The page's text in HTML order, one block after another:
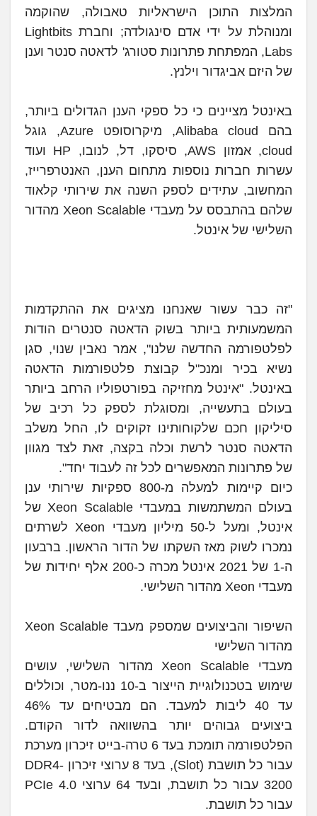
המלצות התוכן הישראליות טאבולה, שהוקמה
ומנוהלת על ידי אדם סינגולדה; וחברת Lightbits
Labs, המפתחת פתרונות סטורג' לדאטה סנטר וענן
של היזם אביגדור וילנץ.
באינטל מציינים כי כל ספקי הענן הגדולים ביותר,
בהם Alibaba cloud, מיקרוסופט Azure, גוגל
cloud, אמזון AWS, סיסקו, דל, לנובו, HP ועוד
עשרות חברות נוספות מתחום הענן, האנטרפרייז,
המחשוב, עתידים לספק השנה את שירותי קלאוד
שלהם בהתבסס על מעבדי Xeon Scalable מהדור
השלישי של אינטל.
"זה כבר עשור שאנחנו מציגים את ההתקדמות
המשמעותית ביותר בשוק הדאטה סנטרים הודות
לפלטפורמה החדשה שלנו", אמר נאבין שנוי, סגן
נשיא בכיר ומנכ"ל קבוצת פלטפורמות הדאטה
באינטל. "אינטל מחזיקה בפורטפוליו הרחב ביותר
בעולם בתעשייה, ומסוגלת לספק כל רכיב של
סיליקון חכם שלקוחותינו זקוקים לו, החל משלב
הדאטה סנטר לרשת וכלה בקצה, זאת לצד מגוון
של פתרונות המאפשרים לכל זה לעבוד יחד".
כיום קיימות למעלה מ-800 ספקיות שירותי ענן
בעולם המשתמשות במעבדי Xeon Scalable של
אינטל, ומעל ל-50 מיליון מעבדי Xeon לשרתים
נמכרו לשוק מאז השקתו של הדור הראשון. ברבעון
ה-1 של 2021 אינטל מכרה כ-200 אלף יחידות של
מעבדי Xeon מהדור השלישי.
השיפור והביצועים שמספק מעבד Xeon Scalable
מהדור השלישי
מעבדי Xeon Scalable מהדור השלישי, עושים
שימוש בטכנולוגיית הייצור ב-10 ננו-מטר, וכוללים
עד 40 ליבות למעבד. הם מבטיחים עד 46%
ביצועים גבוהים יותר בהשוואה לדור הקודם.
הפלטפורמה תומכת בעד 6 טרה-בייט זיכרון מערכת
עבור כל תושבת (Slot), בעד 8 ערוצי זיכרון DDR4-
3200 עבור כל תושבת, ובעד 64 ערוצי PCIe 4.0
עבור כל תושבת.